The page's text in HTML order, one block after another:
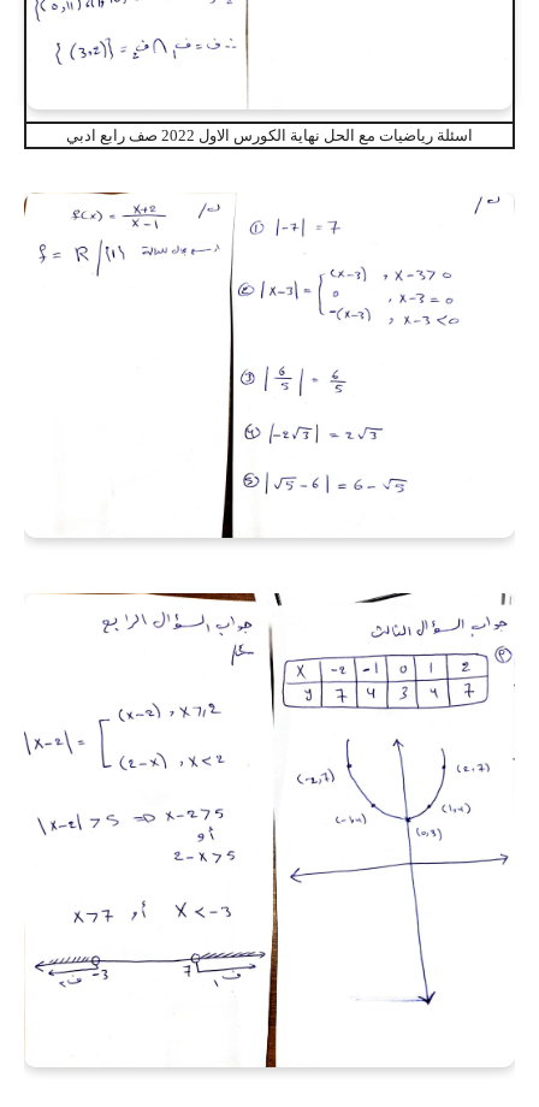
اسئلة رياضيات مع الحل نهاية الكورس الاول 2022 صف رابع ادبي